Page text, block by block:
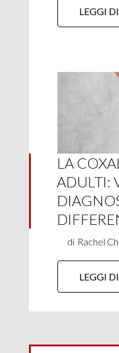
LEGGI
LA
ADULTI:
di Rachel
LEGGI